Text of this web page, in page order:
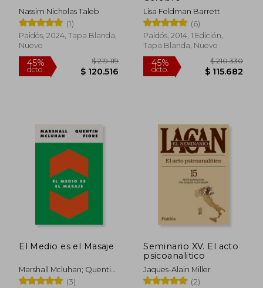
45% $ 150.626 30%
dcto.
$
Rápido
Nassim Nicholas Taleb
(1)
Paidós, 2024, Tapa Blanda,
Nuevo
Lisa Feldman Barrett
(6)
Paidós, 2014, 1 Edición,
Tapa Blanda, Nuevo
El Medio es el Masaje
Marshall Mcluhan; Quentin
Fiore
(3)
Seminario XV. El acto
psicoanalitico
Jaques-Alain Miller
(2)